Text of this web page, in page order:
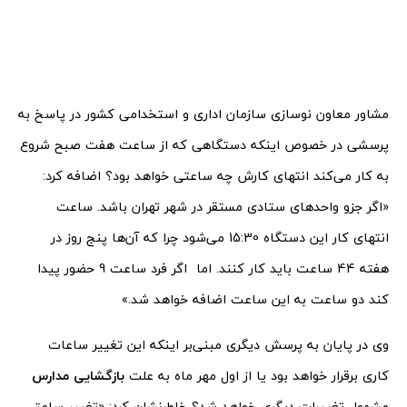
مشاور معاون نوسازی سازمان اداری و استخدامی کشور در پاسخ به
پرسشی در خصوص اینکه دستگاهی که از ساعت هفت صبح شروع
به کار می‌کند انتهای کارش چه ساعتی خواهد بود؟ اضافه کرد:
«اگر جزو واحدهای ستادی مستقر در شهر تهران باشد. ساعت
انتهای کار این دستگاه 15:30 می‌شود چرا که آن‌ها پنج روز در
هفته 44 ساعت باید کار کنند. اما اگر فرد ساعت 9 حضور پیدا
کند دو ساعت به این ساعت اضافه خواهد شد.»
وی در پایان به پرسش دیگری مبنی‌بر اینکه این تغییر ساعات
کاری برقرار خواهد بود یا از اول مهر ماه به علت بازگشایی مدارس